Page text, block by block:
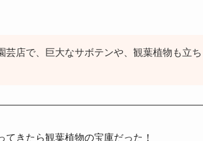
店で、巨大なサボテンや、観葉植物も立ち
てきたら観葉植物の宝庫だった！